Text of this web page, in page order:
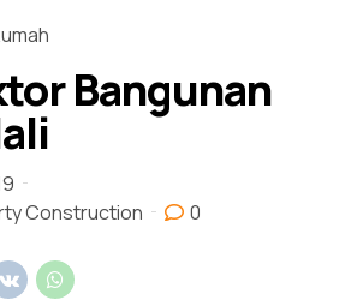
Bangunan
Construction
0